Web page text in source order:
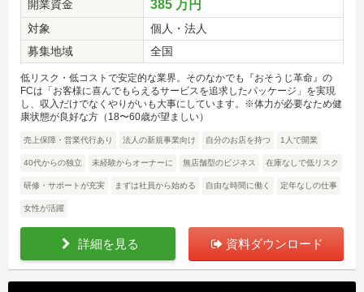
開業資金
385 万円
対象
個人・法人
募集地域
全国
低リスク・低コストで安定的な業界。そのなかでも『おそうじ革命』の
FCは「お客様に喜んでもらえるサービスを追求したパッケージ」を実現
し、収入だけでなくやりがいも大事にしています。※体力が必要なため健
康状態が良好な方（18〜60歳が望ましい）
売上保障・営業代行あり 法人の新規事業向け 自分のお店を持つ 1人で開業
40代からの独立 未経験からオーナーに 無店舗型のビジネス 在庫なしで低リスク
研修・サポートが充実 まずは社員から始める 自由な時間に働く 定年なしの仕事
女性が活躍
詳細を見る 資料ダウンロード